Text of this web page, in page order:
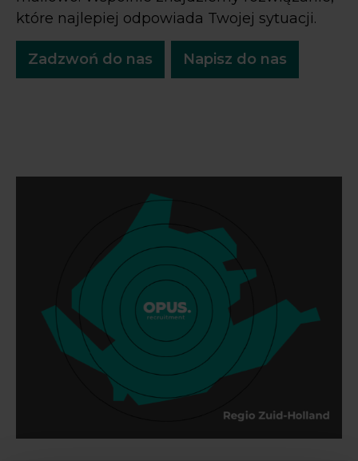
które najlepiej odpowiada Twojej sytuacji.
Zadzwoń do nas Napisz do nas